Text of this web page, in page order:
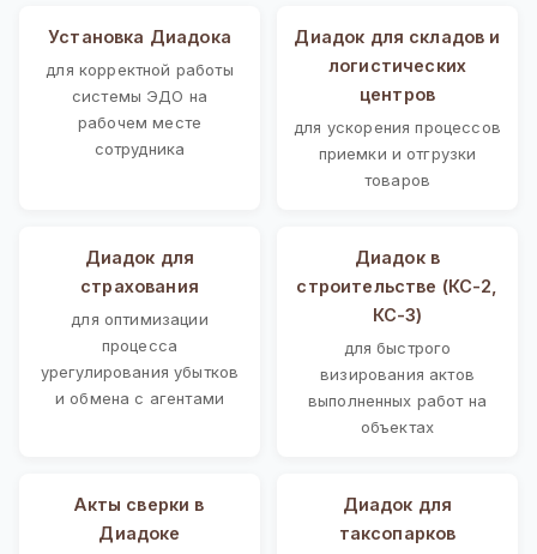
Установка Диадока
для корректной работы
системы ЭДО на
рабочем месте
сотрудника
Диадок для складов и
логистических
центров
для ускорения процессов
приемки и отгрузки
товаров
Диадок для
страхования
для оптимизации
процесса
урегулирования убытков
и обмена с агентами
Диадок в
строительстве (КС-2,
КС-3)
для быстрого
визирования актов
выполненных работ на
объектах
Акты сверки в
Диадоке
Диадок для
таксопарков